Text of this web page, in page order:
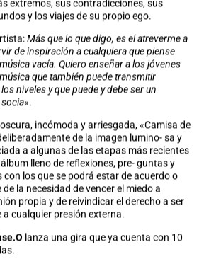
extremos, sus contradicciones, sus
y los viajes de su propio ego.
Más que lo que digo, es el atreverme a
de inspiración a cualquiera que piense
vacía. Quiero enseñar a los jóvenes
que también puede transmitir
niveles y que puede y debe ser un
«.
incómoda y arriesgada, «Camisa de
de la imagen lumino- sa y
a algunas de las etapas más recientes
álbum lleno de reflexiones, pre- guntas y
los que se podrá estar de acuerdo o
de la necesidad de vencer el miedo a
propia y de reivindicar el derecho a ser
cualquier presión externa.
lanza una gira que ya cuenta con 10